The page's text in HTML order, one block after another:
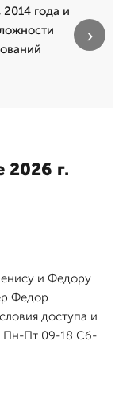
года и
›
2026 г.
и Федору
Федор
доступа и
Пн-Пт 09-18 Сб-